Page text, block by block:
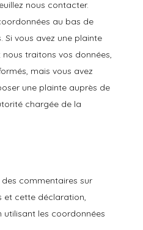
nous contacter.
au bas de
vous avez une plainte
traitons vos données,
mais vous avez
une plainte auprès de
chargée de la
commentaires sur
et cette déclaration,
utilisant les coordonnées